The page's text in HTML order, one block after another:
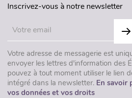
Inscrivez-vous à notre newsletter
Votre adresse de messagerie est
envoyer les lettres d'information des
pouvez à tout moment utiliser le lien
intégré dans la newsletter. En savoir
vos données et vos droits